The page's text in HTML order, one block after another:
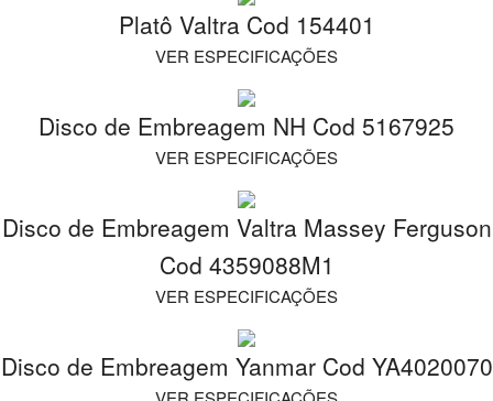
Platô Valtra Cod 154401
VER ESPECIFICAÇÕES
Disco de Embreagem NH Cod 5167925
VER ESPECIFICAÇÕES
Disco de Embreagem Valtra Massey Ferguson
Cod 4359088M1
VER ESPECIFICAÇÕES
Disco de Embreagem Yanmar Cod YA4020070